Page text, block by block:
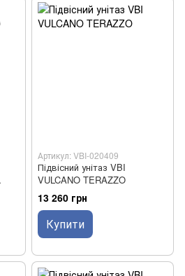
Артикул: VBI-020409
Підвісний унітаз VBI
VULCANO TERAZZO
13 260 грн
Купити